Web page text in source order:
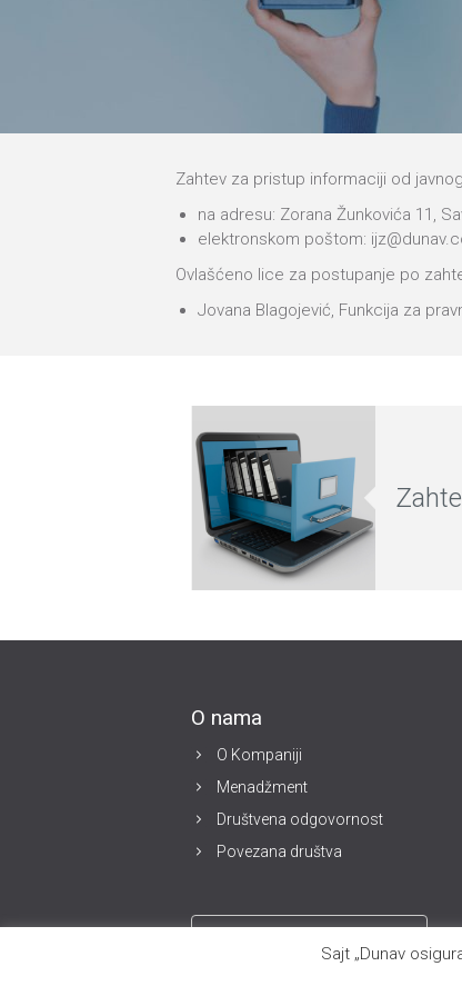
Zahtev za pristup informaciji od
na adresu: Zorana Žunkovića 11,
elektronskom poštom:
Ovlašćeno lice za postupanje po
Jovana Blagojević, Funkcija za
O nama
O Kompaniji
Menadžment
Društvena odgovornost
Povezana društva
Sajt „Dunav